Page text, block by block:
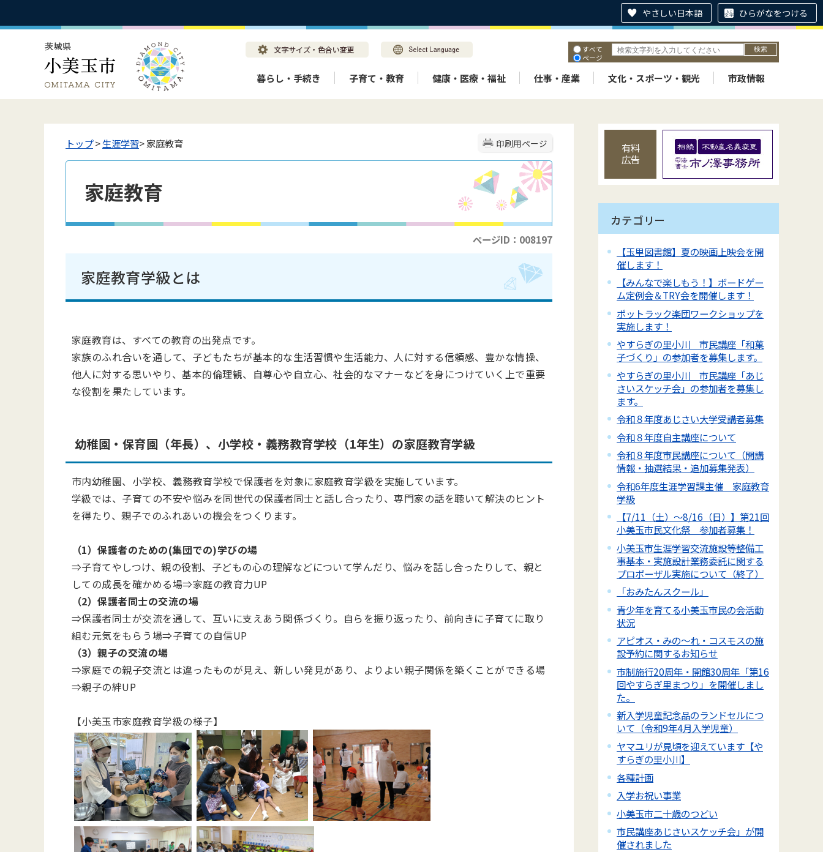
やさしい日本語 ひらがなをつける
すべて
ページ
暮らし・手続き 子育て・教育 健康・医療・福祉 仕事・産業 文化・スポーツ・観光 市政情報
印刷用ページ
トップ>生涯学習> 家庭教育
家庭教育
ページID：008197
家庭教育学級とは
家庭教育は、すべての教育の出発点です。
家族のふれ合いを通して、子どもたちが基本的な生活習慣や生活能力、人に対する信頼感、豊かな情操、
他人に対する思いやり、基本的倫理観、自尊心や自立心、社会的なマナーなどを身につけていく上で重要
な役割を果たしています。
幼稚園・保育園（年長）、小学校・義務教育学校（1年生）の家庭教育学級
市内幼稚園、小学校、義務教育学校で保護者を対象に家庭教育学級を実施しています。
学級では、子育ての不安や悩みを同世代の保護者同士と話し合ったり、専門家の話を聴いて解決のヒント
を得たり、親子でのふれあいの機会をつくります。
（1）保護者のための(集団での)学びの場
⇒子育てやしつけ、親の役割、子どもの心の理解などについて学んだり、悩みを話し合ったりして、親と
しての成長を確かめる場⇒家庭の教育力UP
（2）保護者同士の交流の場
⇒保護者同士が交流を通して、互いに支えあう関係づくり。自らを振り返ったり、前向きに子育てに取り
組む元気をもらう場⇒子育ての自信UP
（3）親子の交流の場
⇒家庭での親子交流とは違ったものが見え、新しい発見があり、よりよい親子関係を築くことができる場
⇒親子の絆UP
【小美玉市家庭教育学級の様子】
有料
広告
カテゴリー
【玉里図書館】夏の映画上映会を開
催します！
【みんなで楽しもう！】ボードゲー
ム定例会＆TRY会を開催します！
ポットラック楽団ワークショップを
実施します！
やすらぎの里小川 市民講座「和菓
子づくり」の参加者を募集します。
やすらぎの里小川 市民講座「あじ
さいスケッチ会」の参加者を募集し
ます。
令和８年度あじさい大学受講者募集
令和８年度自主講座について
令和８年度市民講座について（開講
情報・抽選結果・追加募集発表）
令和6年度生涯学習課主催 家庭教育
学級
【7/11（土）～8/16（日）】第21回
小美玉市民文化祭 参加者募集！
小美玉市生涯学習交流施設等整備工
事基本・実施設計業務委託に関する
プロポーザル実施について（終了）
「おみたんスクール」
青少年を育てる小美玉市民の会活動
状況
アピオス・みの～れ・コスモスの施
設予約に関するお知らせ
市制施行20周年・開館30周年「第16
回やすらぎ里まつり」を開催しまし
た。
新入学児童記念品のランドセルにつ
いて（令和9年4月入学児童）
ヤマユリが見頃を迎えています【や
すらぎの里小川】
各種計画
入学お祝い事業
小美玉市二十歳のつどい
市民講座あじさいスケッチ会」が開
催されました